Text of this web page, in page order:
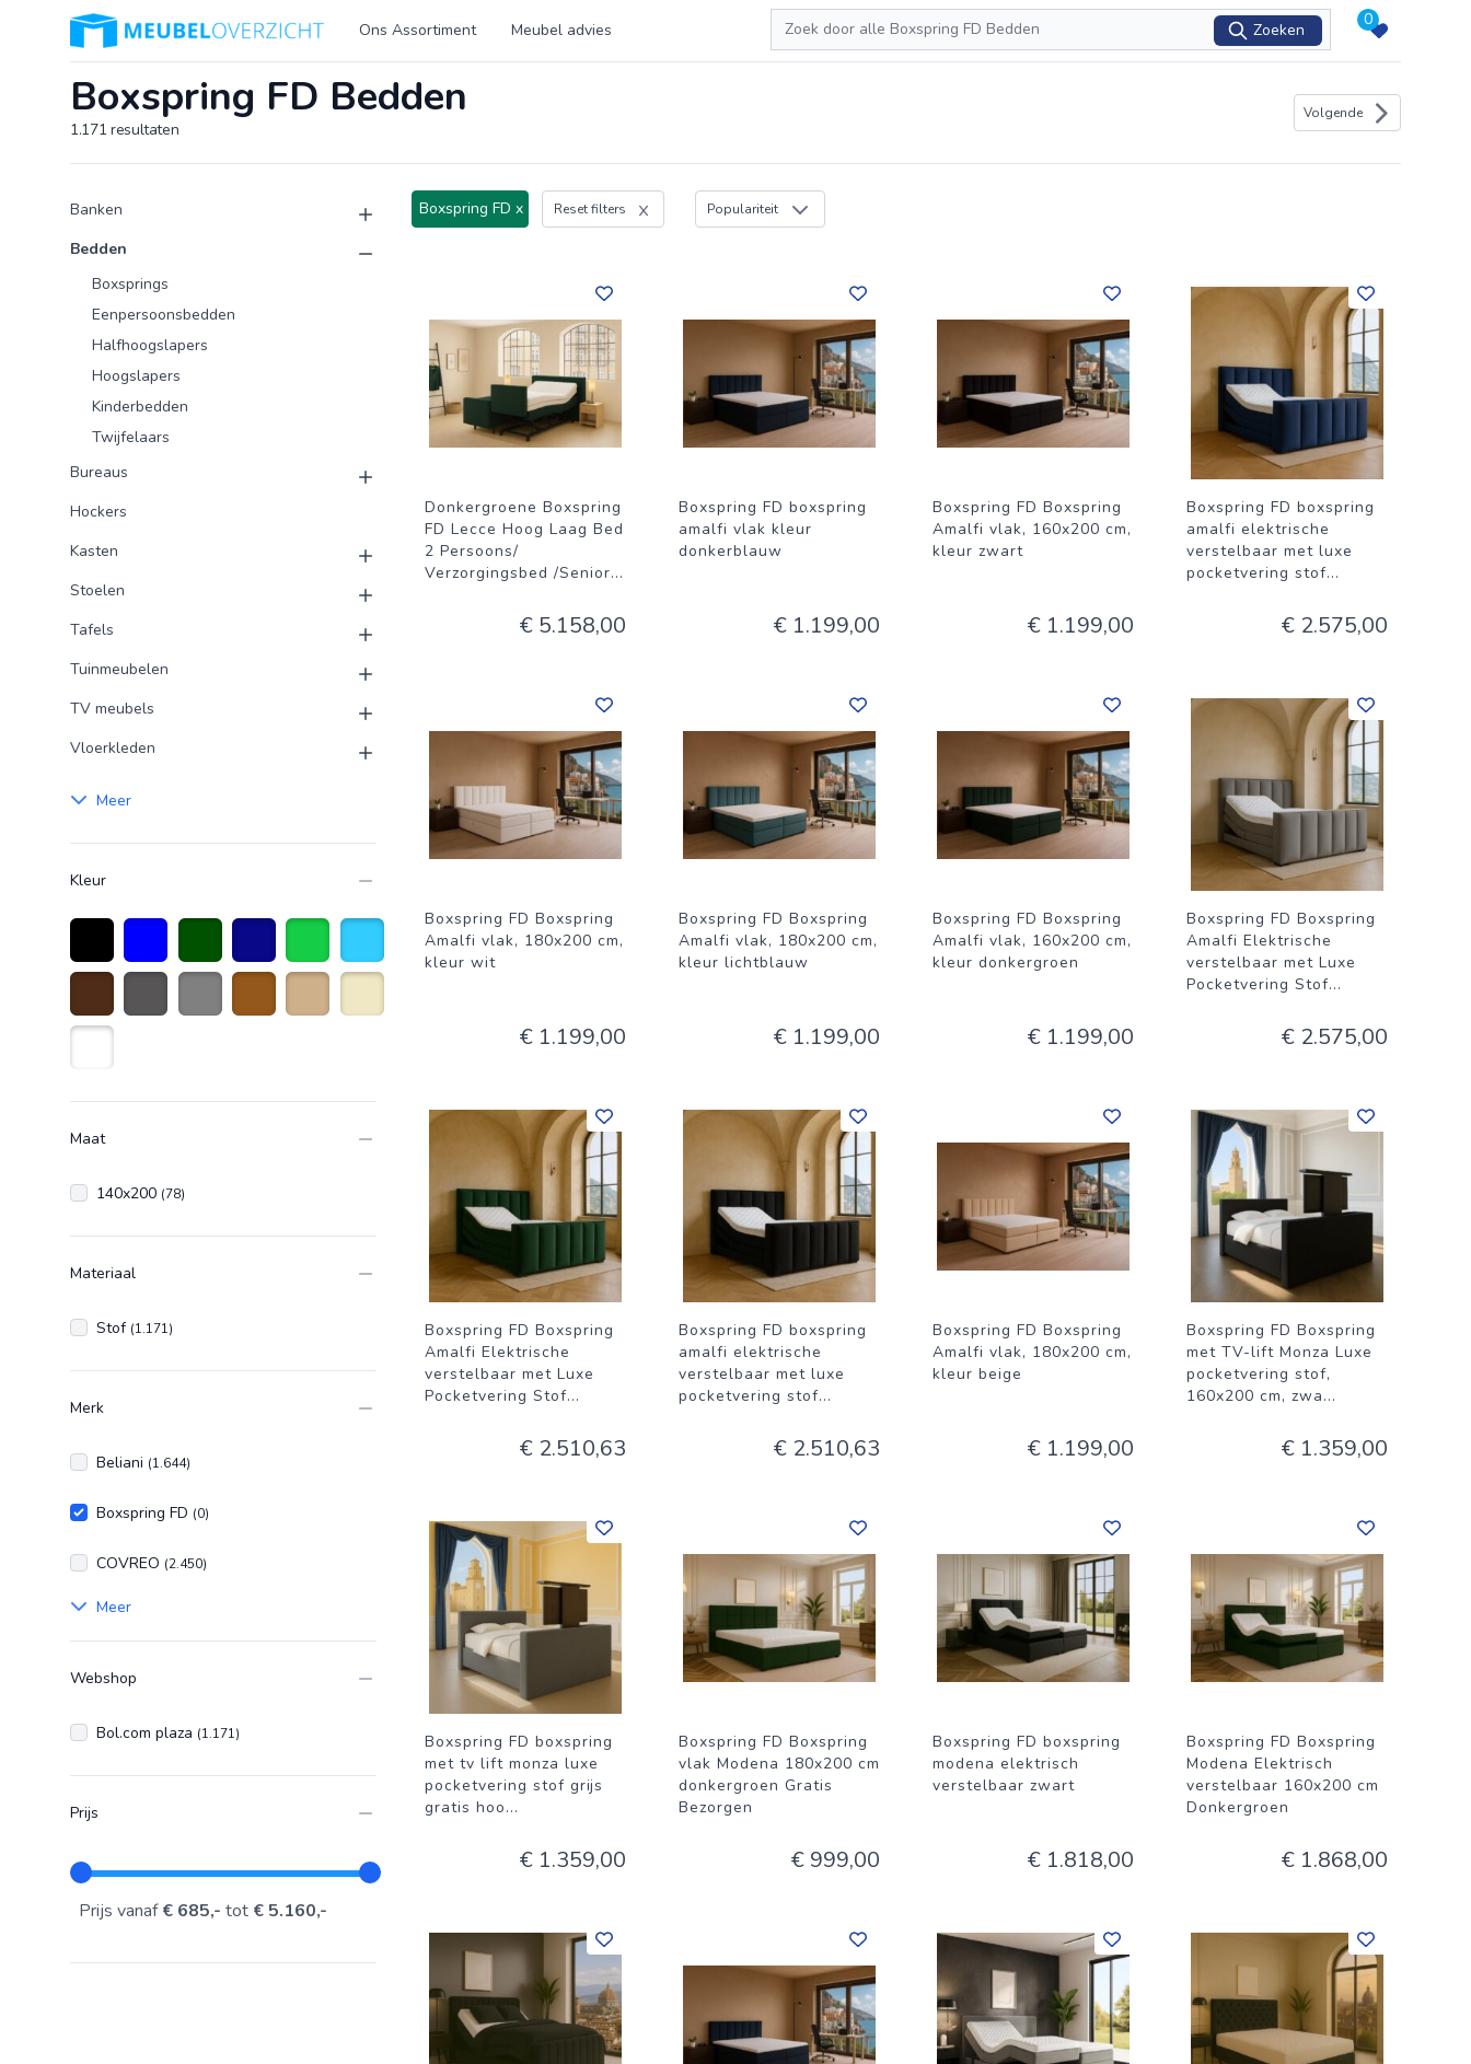
Logo Meubeloverzicht.nl Ons Assortiment Meubel advies
Zoeken
Zoeken
0
Boxspring FD Bedden
1.171 resultaten
Volgende
Producten
Product categorieën
Banken
Bedden
Boxsprings
Eenpersoonsbedden
Halfhoogslapers
Hoogslapers
Kinderbedden
Twijfelaars
Bureaus
Hockers
Kasten
Stoelen
Tafels
Tuinmeubelen
TV meubels
Vloerkleden
Meer
Kleur
Zwart Blauw donkergroenDonkerblauw
Groen Lichtblauw
Donkerbruin
Maat
140x200 (78)
Materiaal
Stof (1.171)
Merk
Beliani (1.644)
Boxspring FD (0)
COVREO (2.450)
Meer
Webshop
Bol.com plaza (1.171)
Prijs
Prijs vanaf€ 685,- tot € 5.160,-
Boxspring FD x Reset filters Populariteit
Donkergroene Boxspring
FD Lecce Hoog Laag Bed
2 Persoons/
Verzorgingsbed /Senior...
€ 5.158,00
Boxspring FD boxspring
amalfi vlak kleur
donkerblauw
€ 1.199,00
Boxspring FD Boxspring
Amalfi vlak, 160x200 cm,
kleur zwart
€ 1.199,00
Boxspring FD boxspring
amalfi elektrische
verstelbaar met luxe
pocketvering stof...
€ 2.575,00
Boxspring FD Boxspring
Amalfi vlak, 180x200 cm,
kleur wit
€ 1.199,00
Boxspring FD Boxspring
Amalfi vlak, 180x200 cm,
kleur lichtblauw
€ 1.199,00
Boxspring FD Boxspring
Amalfi vlak, 160x200 cm,
kleur donkergroen
€ 1.199,00
Boxspring FD Boxspring
Amalfi Elektrische
verstelbaar met Luxe
Pocketvering Stof...
€ 2.575,00
Boxspring FD Boxspring
Amalfi Elektrische
verstelbaar met Luxe
Pocketvering Stof...
€ 2.510,63
Boxspring FD boxspring
amalfi elektrische
verstelbaar met luxe
pocketvering stof...
€ 2.510,63
Boxspring FD Boxspring
Amalfi vlak, 180x200 cm,
kleur beige
€ 1.199,00
Boxspring FD Boxspring
met TV-lift Monza Luxe
pocketvering stof,
160x200 cm, zwa...
€ 1.359,00
Boxspring FD boxspring
met tv lift monza luxe
pocketvering stof grijs
gratis hoo...
€ 1.359,00
Boxspring FD Boxspring
vlak Modena 180x200 cm
donkergroen Gratis
Bezorgen
€ 999,00
Boxspring FD boxspring
modena elektrisch
verstelbaar zwart
€ 1.818,00
Boxspring FD Boxspring
Modena Elektrisch
verstelbaar 160x200 cm
Donkergroen
€ 1.868,00